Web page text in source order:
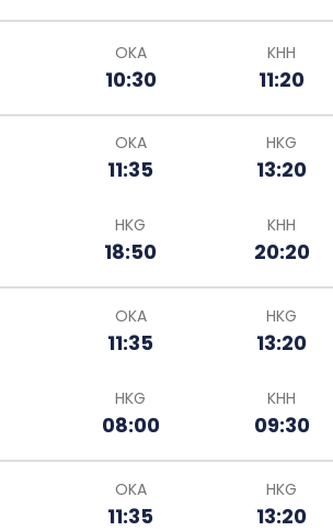
OKA
10:30
KHH
11:20
OKA
11:35
HKG
13:20
HKG
18:50
KHH
20:20
OKA
11:35
HKG
13:20
HKG
08:00
KHH
09:30
OKA
11:35
HKG
13:20